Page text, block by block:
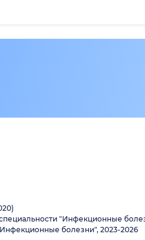
"Инфекционные
болезни", 2023-2026